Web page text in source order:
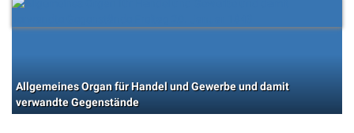
Allgemeines Organ für Handel und Gewerbe und damit
verwandte Gegenstände